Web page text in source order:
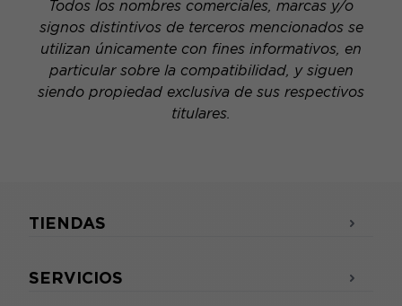
Todos los nombres comerciales, marcas y/o
signos distintivos de terceros mencionados se
utilizan únicamente con fines informativos, en
particular sobre la compatibilidad, y siguen
siendo propiedad exclusiva de sus respectivos
titulares.
TIENDAS
SERVICIOS